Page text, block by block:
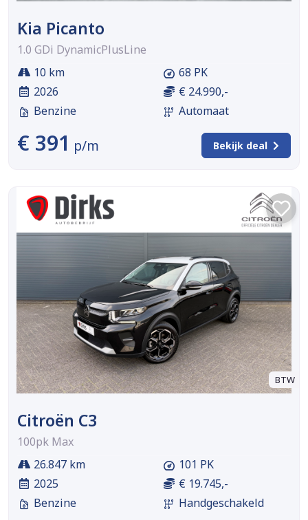
Kia Picanto
1.0 GDi DynamicPlusLine
10 km
2026
Benzine
68 PK
€ 24.990,-
Automaat
€ 391 p/m Bekijk deal
BTW
Citroën C3
100pk Max
26.847 km
2025
Benzine
101 PK
€ 19.745,-
Handgeschakeld